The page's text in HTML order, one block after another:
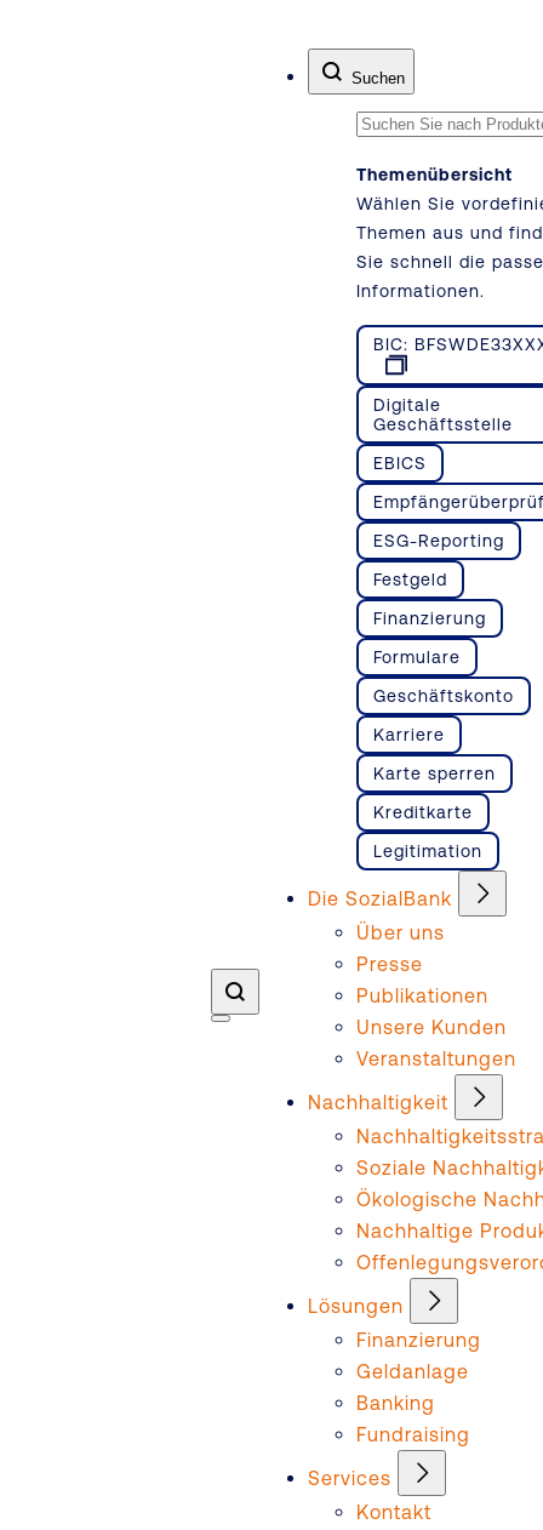
Suchen
Themenübersicht
Wählen Sie
Themen aus und
Sie schnell die
Informationen.
BIC:
Digitale
Geschäftsstelle
EBICS
ESG-Reporting
Festgeld
Finanzierung
Formulare
Geschäftskonto
Karriere
Karte sperren
Kreditkarte
Legitimation
Die SozialBank
Über uns
Presse
Publikationen
Unsere Kunden
Veranstaltungen
Nachhaltigkeit
Soziale
Ökologische
Nachhaltige
Lösungen
Finanzierung
Geldanlage
Banking
Fundraising
Services
Kontakt